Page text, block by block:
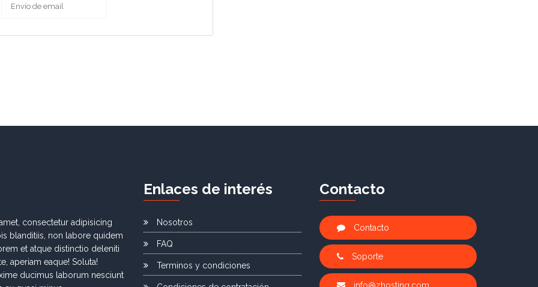
Envío de email
consectetur adipisicing
blanditiis, non labore quidem
et atque distinctio deleniti
aperiam eaque! Soluta!
ducimus laborum nesciunt
Enlaces de interés
Nosotros
FAQ
Terminos y condiciones
Contacto
Contacto
Soporte